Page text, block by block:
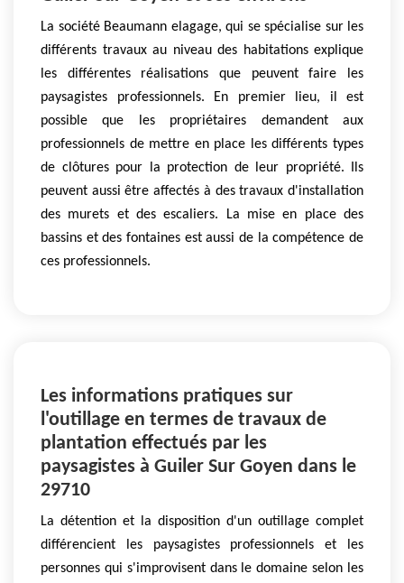
La société Beaumann elagage, qui se spécialise sur les
différents travaux au niveau des habitations explique
les différentes réalisations que peuvent faire les
paysagistes professionnels. En premier lieu, il est
possible que les propriétaires demandent aux
professionnels de mettre en place les différents types
de clôtures pour la protection de leur propriété. Ils
peuvent aussi être affectés à des travaux d'installation
des murets et des escaliers. La mise en place des
bassins et des fontaines est aussi de la compétence de
ces professionnels.
Les informations pratiques sur
l'outillage en termes de travaux de
plantation effectués par les
paysagistes à Guiler Sur Goyen dans le
29710
La détention et la disposition d'un outillage complet
différencient les paysagistes professionnels et les
personnes qui s'improvisent dans le domaine selon les